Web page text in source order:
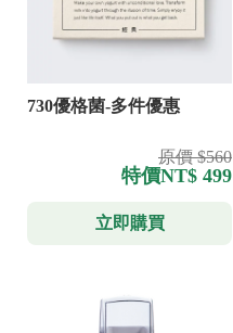
730優格菌-多件優惠
原價 $560
特價NT$ 499
立即購買